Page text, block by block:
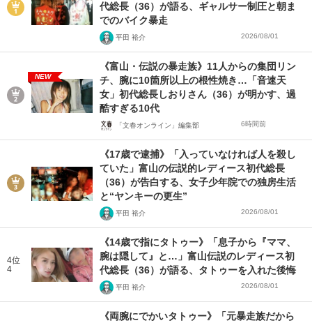
代総長（36）が語る、ギャルサー制圧と朝ま
でのバイク暴走
平田 裕介 2026/08/01
NEW
《富山・伝説の暴走族》11人からの集団リン
チ、腕に10箇所以上の根性焼き…「音速天
女」初代総長しおりさん（36）が明かす、過
酷すぎる10代
「文春オンライン」編集部 6時間前
《17歳で逮捕》「入っていなければ人を殺し
ていた」富山の伝説的レディース初代総長
（36）が告白する、女子少年院での独房生活
と“ヤンキーの更生”
平田 裕介 2026/08/01
4位
4
《14歳で指にタトゥー》「息子から『ママ、
腕は隠して』と…」富山伝説のレディース初
代総長（36）が語る、タトゥーを入れた後悔
平田 裕介 2026/08/01
《両腕にでかいタトゥー》「元暴走族だから